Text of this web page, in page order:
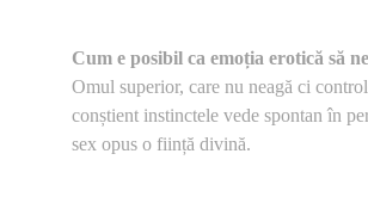
Cum e posibil ca emoția erotică să
Omul superior, care nu neagă ci
conștient instinctele vede spontan în
sex opus o ființă divină.